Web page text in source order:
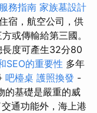
務指南 家族墓設計
宿，航空公司，供
或傳輸給第三國。
度可產生32分80
SEO的重要性 多年
吧檯桌 護照換發 -
的基礎是嚴重的威
通功能外，海上港